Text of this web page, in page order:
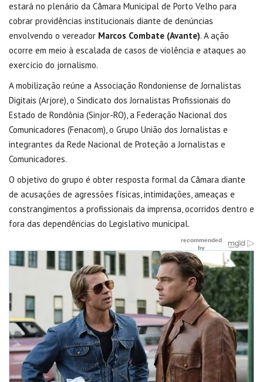
estará no plenário da Câmara Municipal de Porto Velho para
cobrar providências institucionais diante de denúncias
envolvendo o vereador Marcos Combate (Avante). A ação
ocorre em meio à escalada de casos de violência e ataques ao
exercício do jornalismo.
A mobilização reúne a Associação Rondoniense de Jornalistas
Digitais (Arjore), o Sindicato dos Jornalistas Profissionais do
Estado de Rondônia (Sinjor-RO), a Federação Nacional dos
Comunicadores (Fenacom), o Grupo União dos Jornalistas e
integrantes da Rede Nacional de Proteção a Jornalistas e
Comunicadores.
O objetivo do grupo é obter resposta formal da Câmara diante
de acusações de agressões físicas, intimidações, ameaças e
constrangimentos a profissionais da imprensa, ocorridos dentro e
fora das dependências do Legislativo municipal.